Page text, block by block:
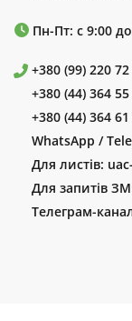
Пн-Пт: с 9:00
+380 (99) 220
+380 (44) 364
+380 (44) 364
WhatsApp /
Для листів:
Для запитів
Телеграм-